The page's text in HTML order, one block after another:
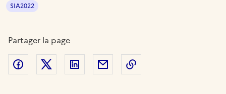
SIA2022
Partager la page
Partager sur Facebook
Partager sur Twitter
Partager sur LinkedIn
Partager par email